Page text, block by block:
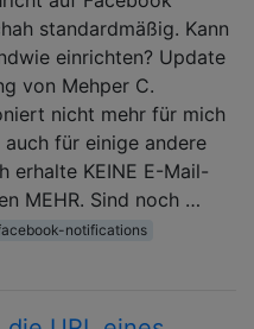
standardmäßig. Kann
einrichten? Update
von Mehper C.
nicht mehr für mich
auch für einige andere
erhalte KEINE E-Mail-
MEHR. Sind noch …
notifications